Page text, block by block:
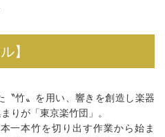
】
〝竹〟を用い、響きを創造し楽器
りが「東京楽竹団」。
一本竹を切り出す作業から始ま